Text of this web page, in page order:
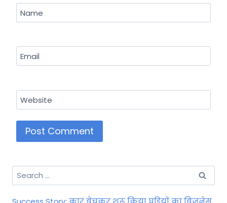
Name
Email
Website
Search
for: